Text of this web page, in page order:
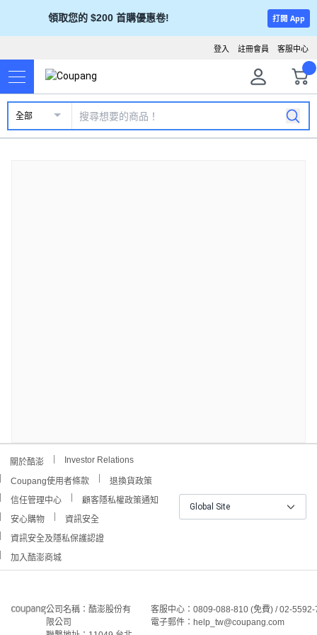
領取您的 $200 首購優惠卷! 打開 App
客服中心
註冊會員
登入
全部
關於酷澎 Investor Relations
Coupang使用者條款
退換貨政策
信任管理中心
顧客隱私權政策通知
安心購物
資訊安全
資訊安全及隱私保護認證
加入酷澎商城
Global Site
公司名稱：酷澎股份有
限公司
客服中心：0809-088-810 (免費) / 02-
電子郵件：help_tw@coupang.com